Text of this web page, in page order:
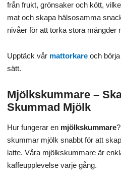
från frukt, grönsaker och kött,
mat och skapa hälsosamma
nivåer för att torka stora mängder
Upptäck vår mattorkare och
sätt.
Mjölkskummare –
Skummad Mjölk
Hur fungerar en mjölkskummare
skummar mjölk snabbt för att
latte. Våra mjölkskummare är
kaffeupplevelse varje gång.